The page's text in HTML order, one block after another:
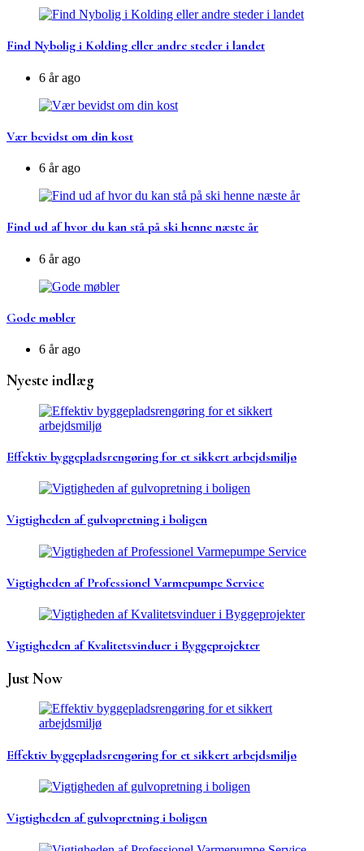
Find Nybolig i Kolding eller andre steder i landet
6 år ago
Vær bevidst om din kost
6 år ago
Find ud af hvor du kan stå på ski henne næste år
6 år ago
Gode møbler
6 år ago
Nyeste indlæg
Effektiv byggepladsrengøring for et sikkert arbejdsmiljø
Vigtigheden af gulvopretning i boligen
Vigtigheden af Professionel Varmepumpe Service
Vigtigheden af Kvalitetsvinduer i Byggeprojekter
Just Now
Effektiv byggepladsrengøring for et sikkert arbejdsmiljø
Vigtigheden af gulvopretning i boligen